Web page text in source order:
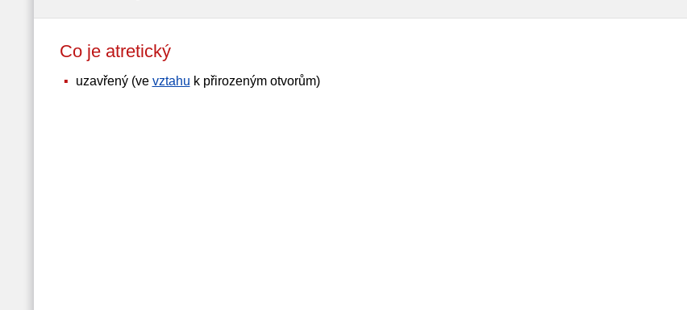
Co je atretický
uzavřený (ve vztahu k přirozeným otvorům)